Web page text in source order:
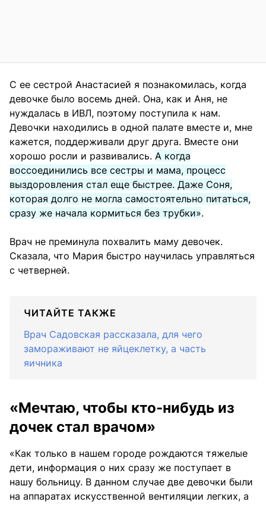
С ее сестрой Анастасией я познакомилась, когда
девочке было восемь дней. Она, как и Аня, не
нуждалась в ИВЛ, поэтому поступила к нам.
Девочки находились в одной палате вместе и, мне
кажется, поддерживали друг друга. Вместе они
хорошо росли и развивались. А когда
воссоединились все сестры и мама, процесс
выздоровления стал еще быстрее. Даже Соня,
которая долго не могла самостоятельно питаться,
сразу же начала кормиться без трубки».
Врач не преминула похвалить маму девочек.
Сказала, что Мария быстро научилась управляться
с четверней.
ЧИТАЙТЕ ТАКЖЕ
Врач Садовская рассказала, для чего
замораживают не яйцеклетку, а часть
яичника
«Мечтаю, чтобы кто-нибудь из
дочек стал врачом»
«Как только в нашем городе рождаются тяжелые
дети, информация о них сразу же поступает в
нашу больницу. В данном случае две девочки были
на аппаратах искусственной вентиляции легких, а